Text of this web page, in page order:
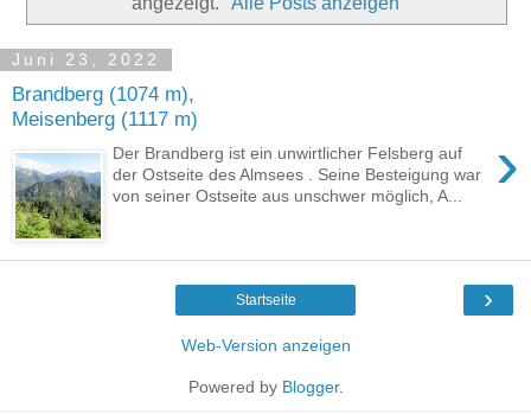
Juni 23, 2022
Brandberg (1074 m),
Meisenberg (1117 m)
›
Der Brandberg ist ein unwirtlicher Felsberg auf
der Ostseite des Almsees . Seine Besteigung war
von seiner Ostseite aus unschwer möglich, A...
›
Startseite
Web-Version anzeigen
Powered by Blogger.